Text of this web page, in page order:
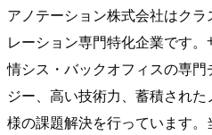
アノテーション株式会社はク
レーション専門特化企業です
情シス・バックオフィスの専
ジー、高い技術力、蓄積され
様の課題解決を行っています